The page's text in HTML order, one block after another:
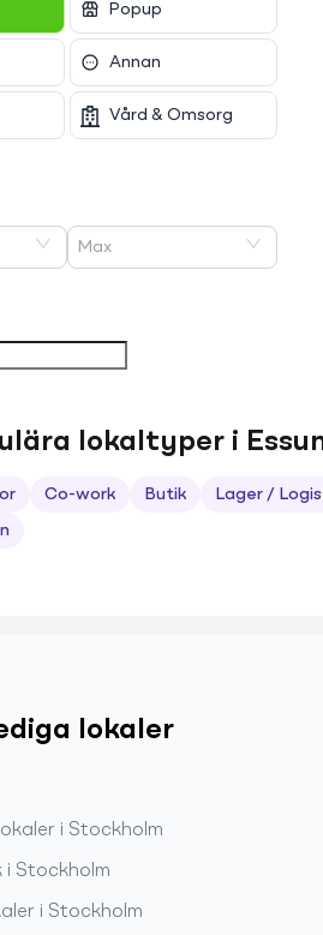
Popup
Annan
Vård & Omsorg
Max
lokaltyper i
Co-work Butik Lager /
lokaler
i Stockholm
i Stockholm
i Stockholm